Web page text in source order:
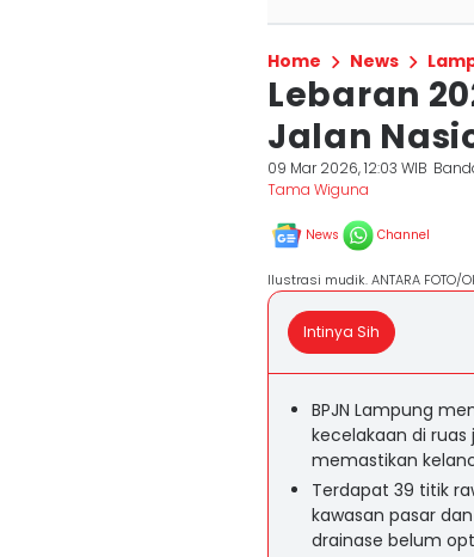
Home News
Lebaran
Jalan
09 Mar 2026, 12:03 WIB
Tama Wiguna
News Channel
Ilustrasi mudik. ANTARA FOTO/
Intinya Sih
BPJN Lampung
kecelakaan di ruas
memastikan
Terdapat 39 titik
kawasan pasar
drainase belum